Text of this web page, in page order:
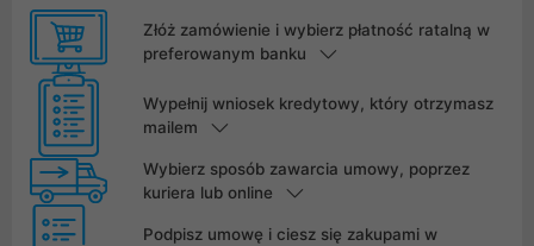
Złóż zamówienie i wybierz płatność ratalną w
preferowanym banku
Wypełnij wniosek kredytowy, który otrzymasz
mailem
Wybierz sposób zawarcia umowy, poprzez
kuriera lub online
Podpisz umowę i ciesz się zakupami w